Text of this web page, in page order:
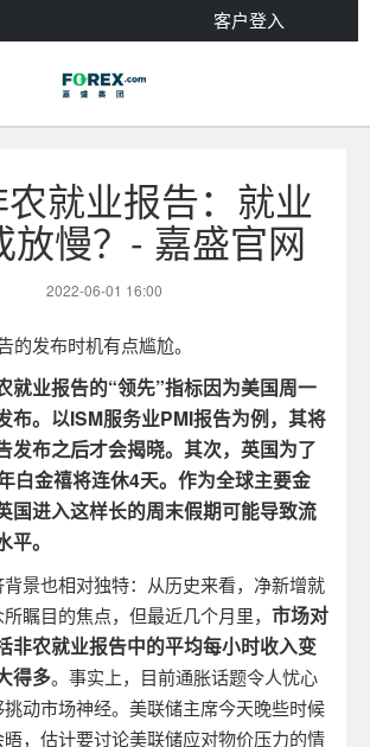
客户登入
就业报告：就业
放慢？- 嘉盛官网
2022-06-01 16:00
的发布时机有点尴尬。
就业报告的“领先”指标因为美国周一
布。以ISM服务业PMI报告为例，其将
发布之后才会揭晓。其次，英国为了
白金禧将连休4天。作为全球主要金
国进入这样长的周末假期可能导致流
。
景也相对独特：从历史来看，净新增就
瞩目的焦点，但最近几个月里， 市场对
非农就业报告中的平均每小时收入变
得多。事实上，目前通胀话题令人忧心
动市场神经。美联储主席今天晚些时候
，估计要讨论美联储应对物价压力的情